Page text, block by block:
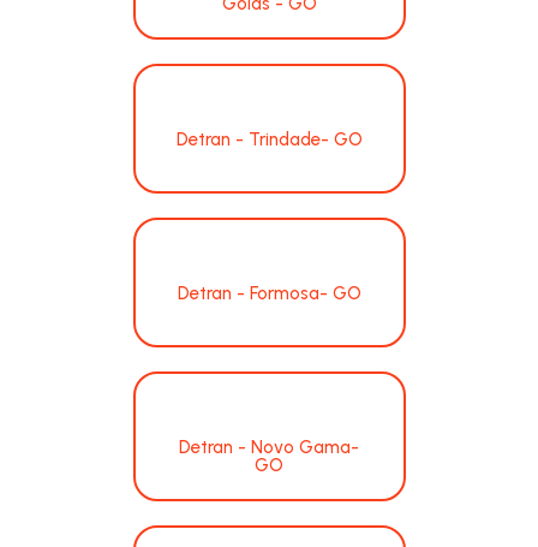
Detran - Trindade- GO
Detran - Formosa- GO
Detran - Novo Gama-
GO